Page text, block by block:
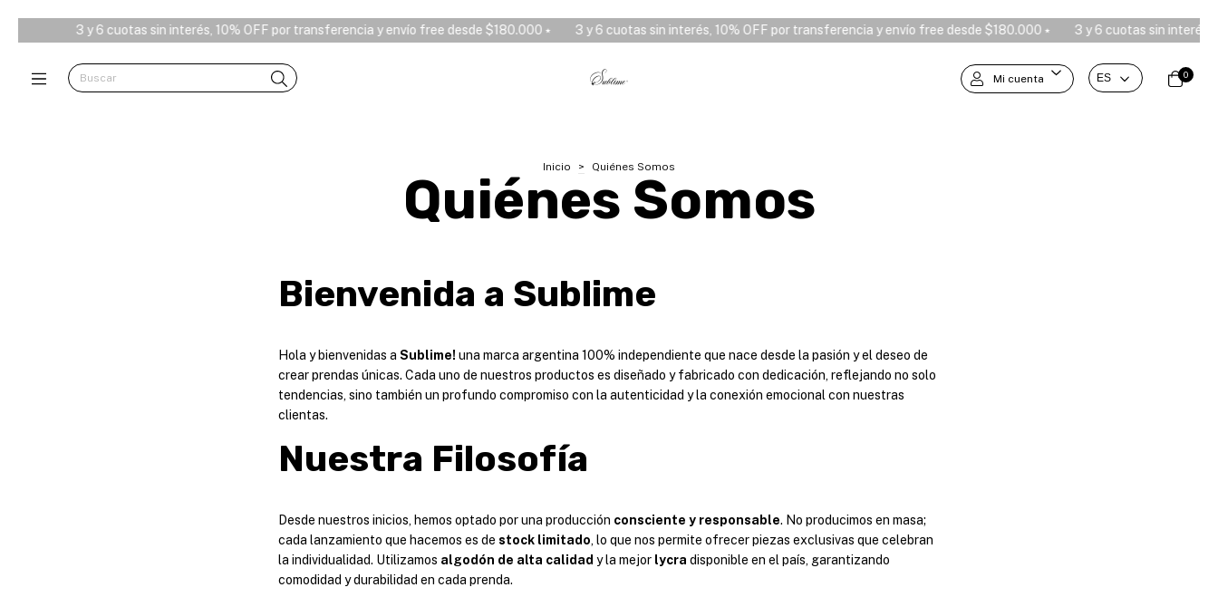
3 y 6 cuotas sin interés, 10% OFF por transferencia y envío free desde $180.000 ⭑ 3 y 6 cuotas sin interés, 10% OFF por transferencia y envío free desde $180.000 ⭑ 3 y 6 cuotas sin interés,
Mi cuenta 0
Inicio > Quiénes Somos
Quiénes Somos
Bienvenida a Sublime
Hola y bienvenidas a Sublime! una marca argentina 100% independiente que nace desde la pasión y el deseo de
crear prendas únicas. Cada uno de nuestros productos es diseñado y fabricado con dedicación, reflejando no solo
tendencias, sino también un profundo compromiso con la autenticidad y la conexión emocional con nuestras
clientas.
Nuestra Filosofía
Desde nuestros inicios, hemos optado por una producción consciente y responsable. No producimos en masa;
cada lanzamiento que hacemos es de stock limitado, lo que nos permite ofrecer piezas exclusivas que celebran
la individualidad. Utilizamos algodón de alta calidad y la mejor lycra disponible en el país, garantizando
comodidad y durabilidad en cada prenda.